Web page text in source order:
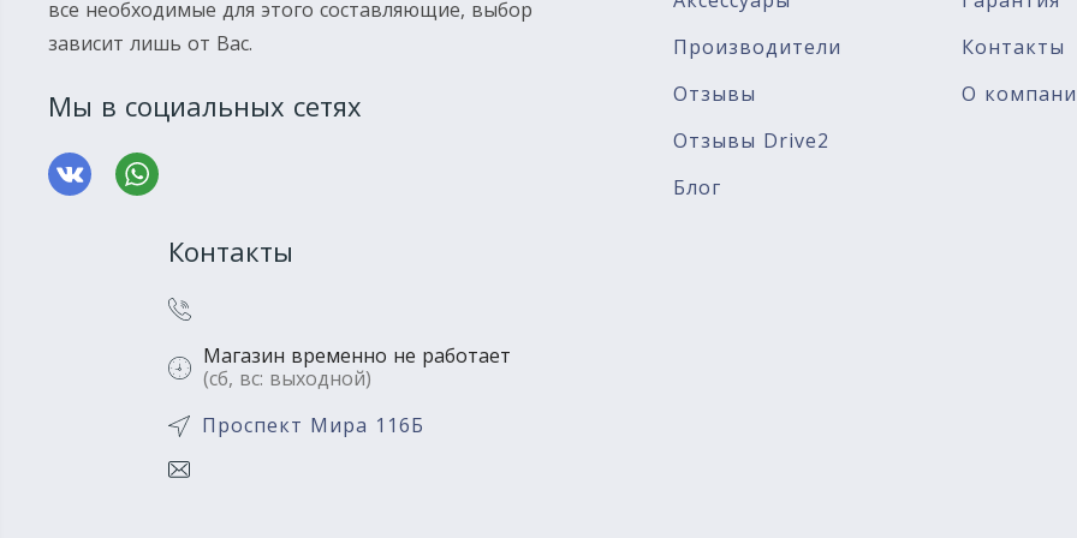
все необходимые для этого составляющие, выбор
зависит лишь от Вас.
Мы в социальных сетях
Производители
Отзывы
Отзывы Drive2
Блог
Контакты
О
Контакты
Магазин временно не работает
(сб, вс: выходной)
Проспект Мира 116Б